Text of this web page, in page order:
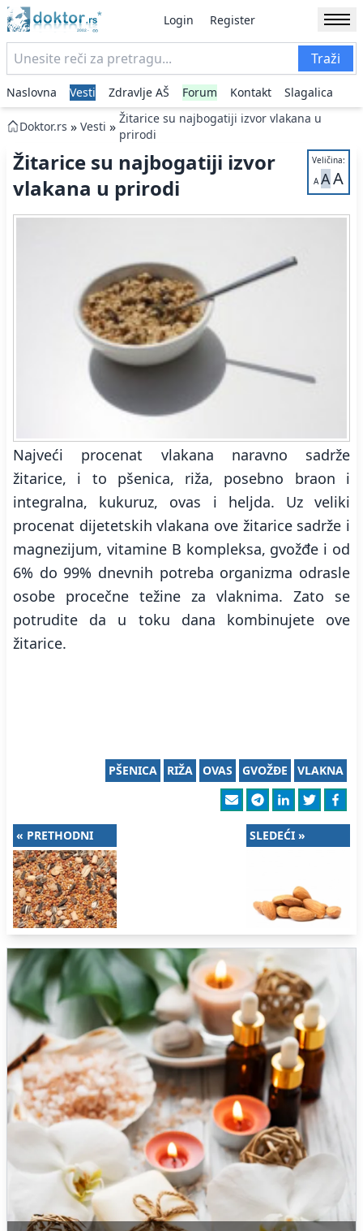
Login Register
Traži
Naslovna Vesti Zdravlje AŠ Forum Kontakt Slagalica
Doktor.rs » Vesti » Žitarice su najbogatiji izvor vlakana u
prirodi
Veličina:
A AA
Žitarice su najbogatiji izvor
vlakana u prirodi
Najveći procenat vlakana naravno sadrže
žitarice, i to pšenica, riža, posebno braon i
integralna, kukuruz, ovas i heljda. Uz veliki
procenat dijetetskih vlakana ove žitarice sadrže i
magnezijum, vitamine B kompleksa, gvožđe i od
6% do 99% dnevnih potreba organizma odrasle
osobe procečne težine za vlaknima. Zato se
potrudite da u toku dana kombinujete ove
žitarice.
VLAKNA
GVOŽĐE
OVAS
RIŽA
PŠENICA
« PRETHODNI SLEDEĆI »